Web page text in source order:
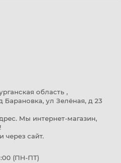
область ,
ул Зелёная, д 23
Мы интернет-магазин,
через сайт.
(ПН-ПТ)